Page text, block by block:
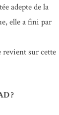
adepte de la
elle a fini par
revient sur cette
?